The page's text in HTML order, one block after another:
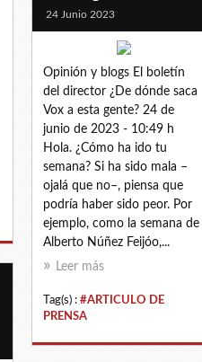
24 Junio 2023
Opinión y blogs El boletín
del director ¿De dónde saca
Vox a esta gente? 24 de
junio de 2023 - 10:49 h
Hola. ¿Cómo ha ido tu
semana? Si ha sido mala –
ojalá que no–, piensa que
podría haber sido peor. Por
ejemplo, como la semana de
Alberto Núñez Feijóo,...
Leer más
Tag(s) : #ARTICULO DE
PRENSA